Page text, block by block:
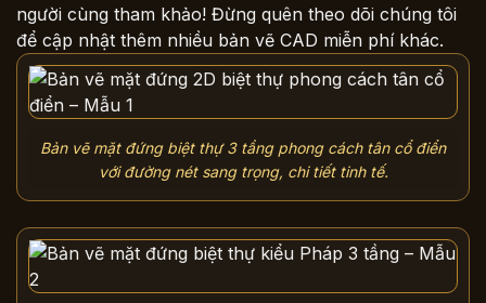
người cùng tham khảo! Đừng quên theo dõi chúng tôi
để cập nhật thêm nhiều bản vẽ CAD miễn phí khác.
Bản vẽ mặt đứng biệt thự 3 tầng phong cách tân cổ điển
với đường nét sang trọng, chi tiết tinh tế.